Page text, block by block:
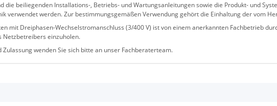
die beiliegenden Installations-, Betriebs- und Wartungsanleitungen sowie die Produkt- und
verwendet werden. Zur bestimmungsgemäßen Verwendung gehört die Einhaltung der vom
mit Dreiphasen-Wechselstromanschluss (3/400 V) ist von einem anerkannten Fachbetrieb
Netzbetreibers einzuholen.
wenden Sie sich bitte an unser Fachberaterteam.